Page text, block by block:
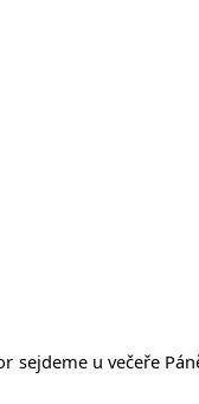
sejdeme u večeře